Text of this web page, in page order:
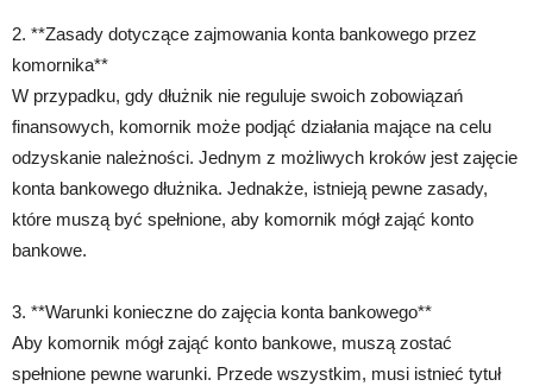
2. **Zasady dotyczące zajmowania konta bankowego przez
komornika**
W przypadku, gdy dłużnik nie reguluje swoich zobowiązań
finansowych, komornik może podjąć działania mające na celu
odzyskanie należności. Jednym z możliwych kroków jest zajęcie
konta bankowego dłużnika. Jednakże, istnieją pewne zasady,
które muszą być spełnione, aby komornik mógł zająć konto
bankowe.
3. **Warunki konieczne do zajęcia konta bankowego**
Aby komornik mógł zająć konto bankowe, muszą zostać
spełnione pewne warunki. Przede wszystkim, musi istnieć tytuł